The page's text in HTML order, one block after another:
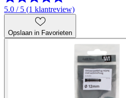
5.0 / 5 (1 klantreview)
Opslaan in Favorieten